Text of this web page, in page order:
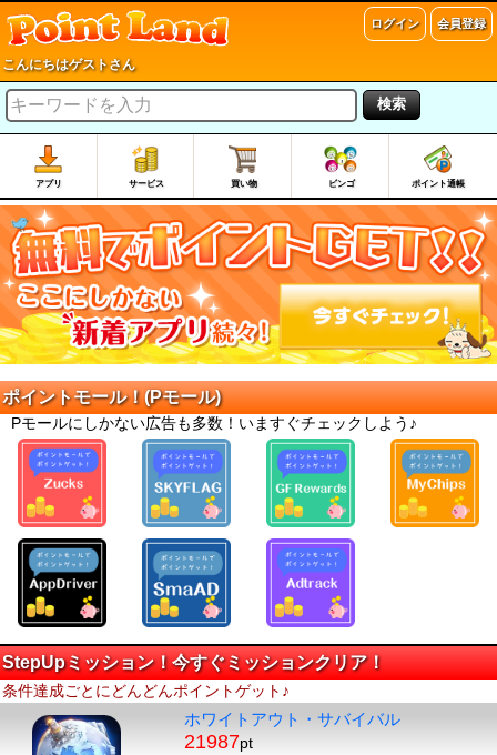
ログイン 会員登録
こんにちはゲストさん
検索
アプリ サービス 買い物 ビンゴ ポイント通帳
ポイントモール！(Pモール)
Pモールにしかない広告も多数！いますぐチェックしよう♪
StepUpミッション！今すぐミッションクリア！
条件達成ごとにどんどんポイントゲット♪
ホワイトアウト・サバイバル
21987pt